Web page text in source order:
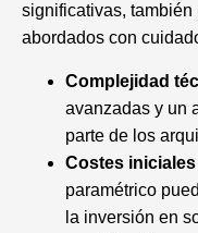
significativas,
abordados con
Complejidad
avanzadas y un
parte de los
Costes
paramétrico
la inversión en